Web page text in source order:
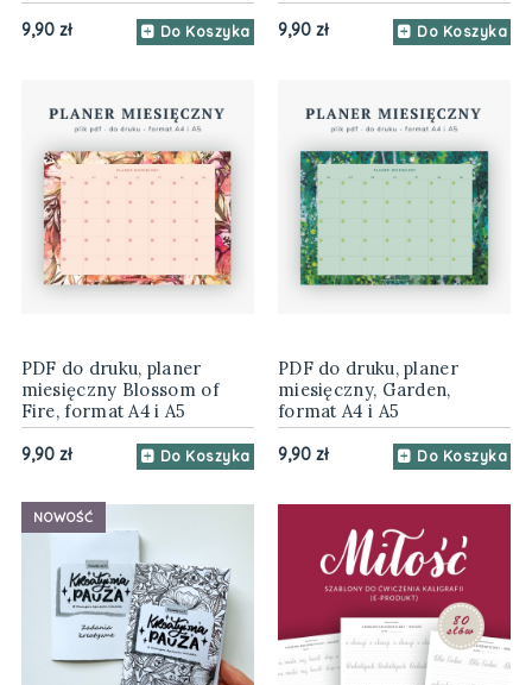
9,90 zł Do Koszyka 9,90 zł Do Koszyka
PDF do druku, planer
miesięczny Blossom of
Fire, format A4 i A5
9,90 zł Do Koszyka
PDF do druku, planer
miesięczny, Garden,
format A4 i A5
9,90 zł Do Koszyka
NOWOŚĆ